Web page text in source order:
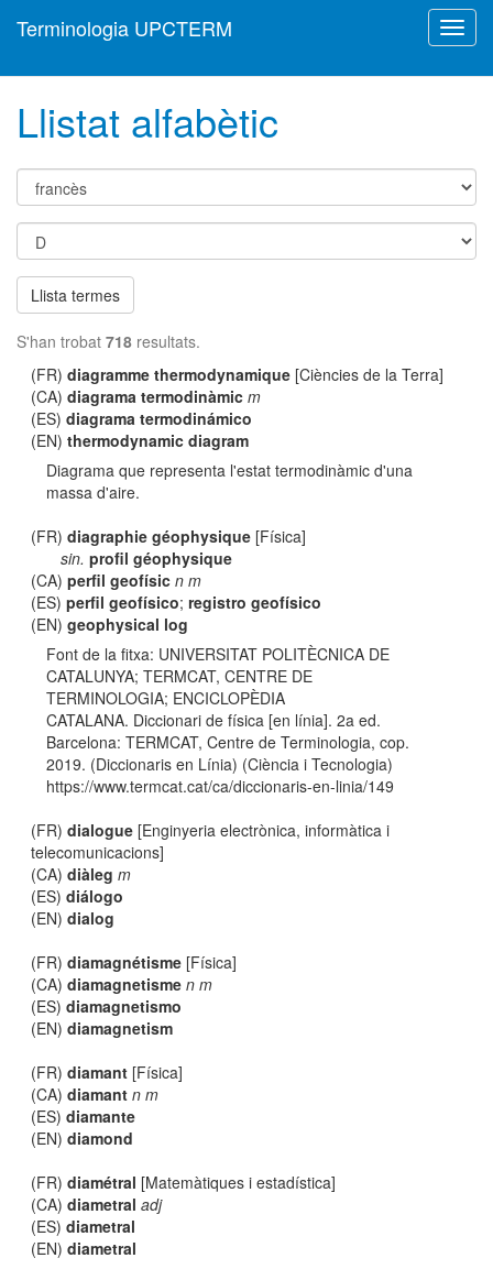
Terminologia UPCTERM
Llistat alfabètic
Llista termes
S'han trobat 718 resultats.
(FR)diagramme thermodynamique [Ciències de la Terra]
(CA)diagrama termodinàmic m
(ES)diagrama termodinámico
(EN)thermodynamic diagram
Diagrama que representa l'estat termodinàmic d'una
massa d'aire.
(FR)diagraphie géophysique [Física]
sin. profil géophysique
(CA)perfil geofísic n m
(ES)perfil geofísico;registro geofísico
(EN)geophysical log
Font de la fitxa: UNIVERSITAT POLITÈCNICA DE
CATALUNYA; TERMCAT, CENTRE DE
TERMINOLOGIA; ENCICLOPÈDIA
CATALANA. Diccionari de física [en línia]. 2a ed.
Barcelona: TERMCAT, Centre de Terminologia, cop.
2019. (Diccionaris en Línia) (Ciència i Tecnologia)
https://www.termcat.cat/ca/diccionaris-en-linia/149
(FR)dialogue [Enginyeria electrònica, informàtica i
telecomunicacions]
(CA)diàleg m
(ES)diálogo
(EN)dialog
(FR)diamagnétisme [Física]
(CA)diamagnetisme n m
(ES)diamagnetismo
(EN)diamagnetism
(FR)diamant [Física]
(CA)diamant n m
(ES)diamante
(EN)diamond
(FR)diamétral [Matemàtiques i estadística]
(CA)diametral adj
(ES)diametral
(EN)diametral